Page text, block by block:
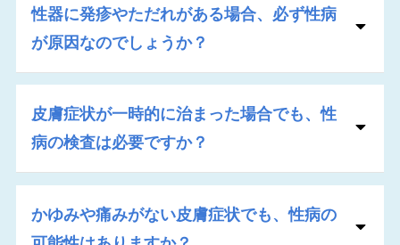
性器に発疹やただれがある場合、必ず性病
が原因なのでしょうか？
皮膚症状が一時的に治まった場合でも、性
病の検査は必要ですか？
かゆみや痛みがない皮膚症状でも、性病の